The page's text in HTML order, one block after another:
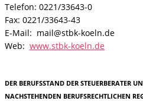
Telefon: 0221/33643-0
Fax: 0221/33643-43
E-Mail: mail@stbk-koeln.de
Web: www.stbk-koeln.de
DER BERUFSSTAND DER STEUERBERATER
NACHSTEHENDEN BERUFSRECHTLICHEN